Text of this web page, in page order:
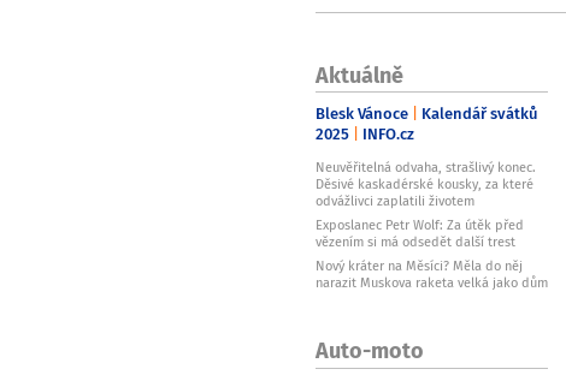
Aktuálně
Blesk Vánoce Kalendář svátků
2025 INFO.cz
Neuvěřitelná odvaha, strašlivý konec.
Děsivé kaskadérské kousky, za které
odvážlivci zaplatili životem
Exposlanec Petr Wolf: Za útěk před
vězením si má odsedět další trest
Nový kráter na Měsíci? Měla do něj
narazit Muskova raketa velká jako dům
Auto-moto